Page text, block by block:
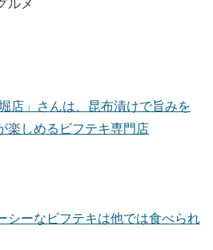
店」さんは、昆布漬けで旨みを
楽しめるビフテキ専門店
シーなビフテキは他では食べられ